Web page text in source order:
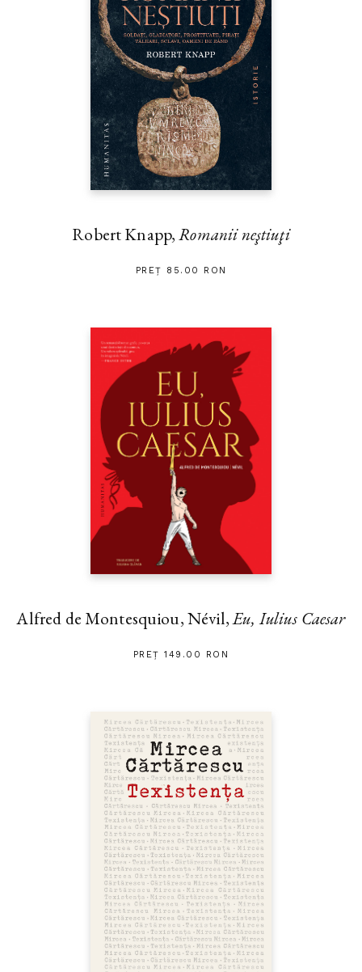
Robert Knapp,Romanii neştiuţi
PREȚ 85.00 RON
Alfred de Montesquiou, Névil,Eu, Iulius Caesar
PREȚ 149.00 RON